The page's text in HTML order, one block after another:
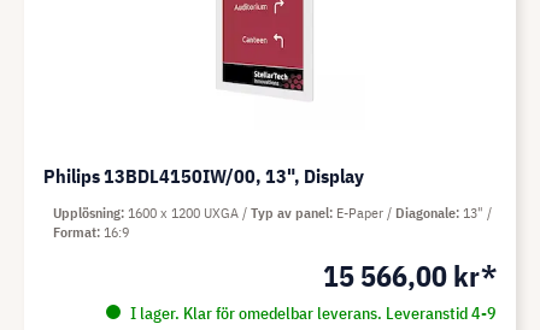
Philips 13BDL4150IW/00, 13", Display
15 566,00 kr*
I lager. Klar för omedelbar leverans. Leveranstid 4-9
Upplösning 1600 x 1200 UXGA Typ av panel E-Paper Diagonale 13"
Format 16:9